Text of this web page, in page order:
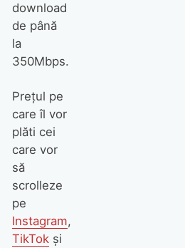
download
de până
la
350Mbps.
Prețul pe
care îl vor
plăti cei
care vor
să
scrolleze
pe
Instagram,
TikTok și